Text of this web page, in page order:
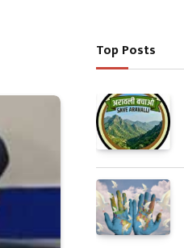
Top Posts